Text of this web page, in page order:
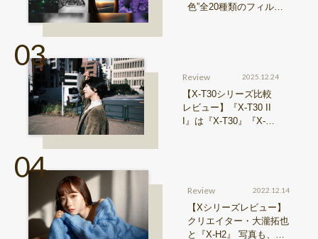
色”全20種類のフィルム
Review 2025.12.24
【X-T30シリーズ比較
レビュー】『X-T30 II
I』は『X-T30』『X-T3
Review 2022.12.14
【Xシリーズレビュー】
クリエイター・大瀧拓也
と『X-H2』 写真も、動